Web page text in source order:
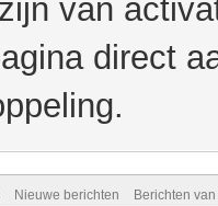
van
direct
Nieuwe berichten Berichten